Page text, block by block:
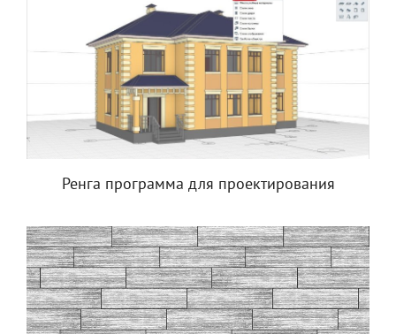
Ренга программа для проектирования